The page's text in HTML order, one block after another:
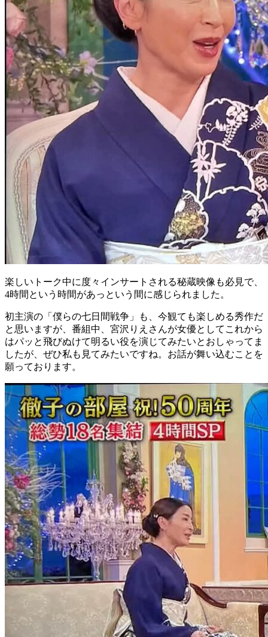
楽しいトーク中に度々インサートされる秘蔵映像も必見で、
4時間という時間があっという間に感じられました。
初主演の「僕らの七日間戦争」も、今観ても楽しめる秀作だ
と思いますが、番組中、宮沢りえさんが女優としてこれから
はパッと飛びぬけて明るい役を演じてみたいとおしゃってま
したが、ぜひ私も見てみたいですね。お話が舞い込むことを
願っております。